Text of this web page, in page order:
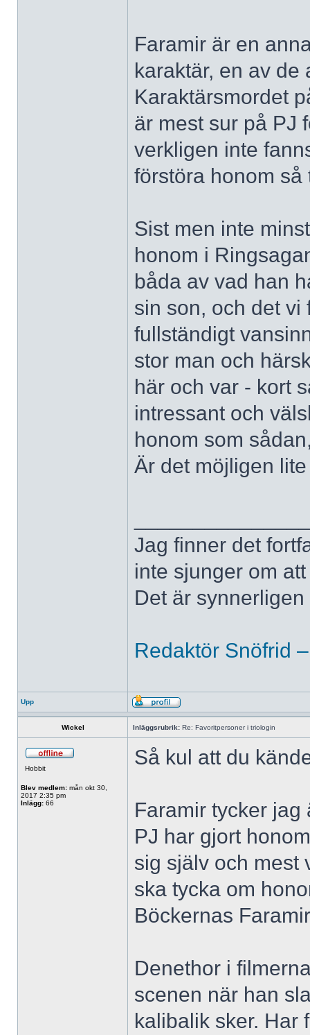
Faramir är en
karaktär, en av de
Karaktärsmordet
är mest sur på PJ
verkligen inte
förstöra honom så
Sist men inte
honom i
båda av vad han
sin son, och det vi
fullständigt
stor man och
här och var - kort
intressant och
honom som
Är det möjligen
Jag finner det
inte sjunger om
Det är
Redaktör Snöfrid
Upp
Wickel Inläggsrubrik: Re: Favoritpersoner i triologin
Hobbit
Blev medlem: mån okt 30,
2017 2:35 pm
Inlägg: 66
Så kul att du
Faramir tycker jag
PJ har gjort
sig själv och mest
ska tycka om
Böckernas
Denethor i
scenen när han
kalibalik sker. Har